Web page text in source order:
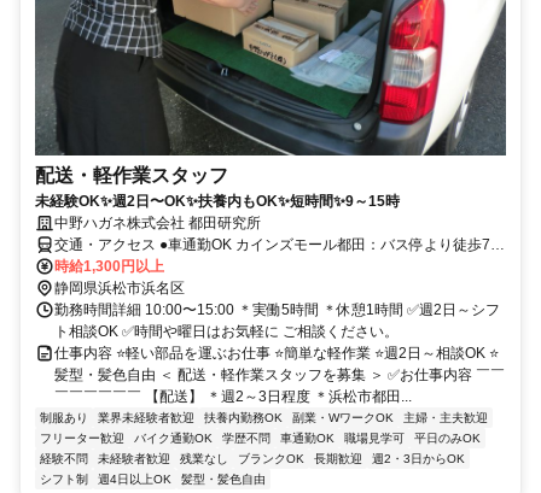
配送・軽作業スタッフ
未経験OK✨週2日〜OK✨扶養内もOK✨短時間✨9～15時
中野ハガネ株式会社 都田研究所
交通・アクセス ●車通勤OK カインズモール都田：バス停より徒歩7
分、都田駅より車で3分、常葉大学前駅より車で4分、フルーツパーク
駅より車で6分、金指駅より車で9分、宮口駅より車で10分
時給1,300円以上
静岡県浜松市浜名区
勤務時間詳細 10:00〜15:00 ＊実働5時間 ＊休憩1時間 ✅週2日～シフ
ト相談OK ✅時間や曜日はお気軽に ご相談ください。
仕事内容 ⭐軽い部品を運ぶお仕事 ⭐簡単な軽作業 ⭐週2日～相談OK ⭐
髪型・髪色自由 ＜ 配送・軽作業スタッフを募集 ＞ ✅お仕事内容 ￣￣
￣￣￣￣￣￣ 【配送】 ＊週2～3日程度 ＊浜松市都田...
制服あり 業界未経験者歓迎 扶養内勤務OK 副業・WワークOK
主婦・主夫歓迎
フリーター歓迎
バイク通勤OK 学歴不問 車通勤OK 職場見学可
平日のみOK
経験不問
未経験者歓迎 残業なし ブランクOK 長期歓迎
週2・3日からOK
シフト制
週4日以上OK 髪型・髪色自由